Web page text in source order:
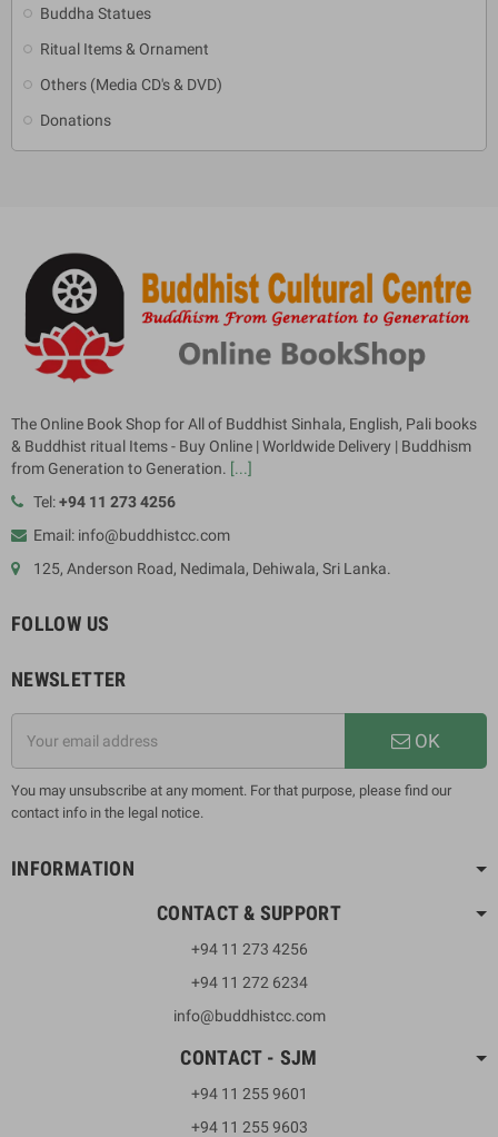
Buddha Statues
Ritual Items & Ornament
Others (Media CD's & DVD)
Donations
The Online Book Shop for All of Buddhist Sinhala, English, Pali books
& Buddhist ritual Items - Buy Online | Worldwide Delivery | Buddhism
from Generation to Generation. [...]
Tel:+94 11 273 4256
Email: info@buddhistcc.com
125, Anderson Road, Nedimala, Dehiwala, Sri Lanka.
FOLLOW US
NEWSLETTER
OK
You may unsubscribe at any moment. For that purpose, please find our
contact info in the legal notice.
INFORMATION
CONTACT & SUPPORT
+94 11 273 4256
+94 11 272 6234
info@buddhistcc.com
CONTACT - SJM
+94 11 255 9601
+94 11 255 9603